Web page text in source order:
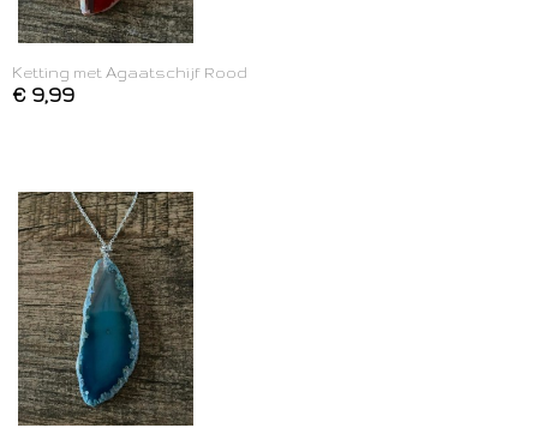
Ketting met Agaatschijf Rood
€ 9,99